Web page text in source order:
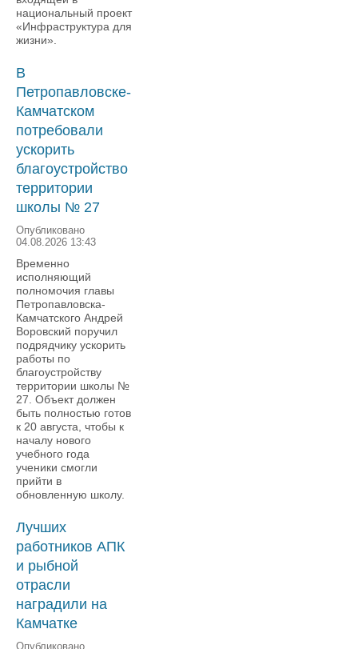
национальный проект
«Инфраструктура для
жизни».
В
Петропавловске-
Камчатском
потребовали
ускорить
благоустройство
территории
школы № 27
Опубликовано
04.08.2026 13:43
Временно
исполняющий
полномочия главы
Петропавловска-
Камчатского Андрей
Воровский поручил
подрядчику ускорить
работы по
благоустройству
территории школы №
27. Объект должен
быть полностью готов
к 20 августа, чтобы к
началу нового
учебного года
ученики смогли
прийти в
обновленную школу.
Лучших
работников АПК
и рыбной
отрасли
наградили на
Камчатке
Опубликовано